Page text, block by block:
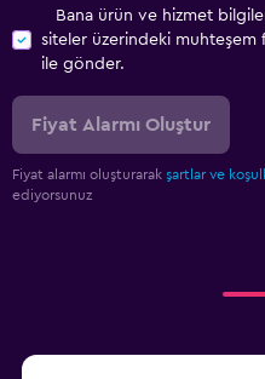
Bana ürün ve hizmet
siteler üzerindeki muhteşem
ile gönder.
Fiyat Alarmı Oluştur
Fiyat alarmı oluşturarak şartlar ve
ediyorsunuz